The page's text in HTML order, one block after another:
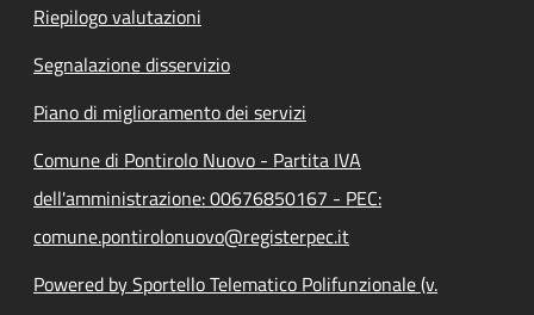
Riepilogo valutazioni
Segnalazione disservizio
Piano di miglioramento dei servizi
Comune di Pontirolo Nuovo - Partita IVA
dell'amministrazione: 00676850167 - PEC:
comune.pontirolonuovo@registerpec.it
Powered by Sportello Telematico Polifunzionale (v.